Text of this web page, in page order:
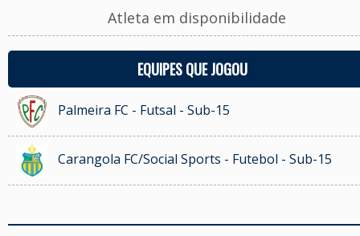
Atleta em disponibilidade
EQUIPES QUE JOGOU
Palmeira FC - Futsal - Sub-15
Carangola FC/Social Sports - Futebol - Sub-15